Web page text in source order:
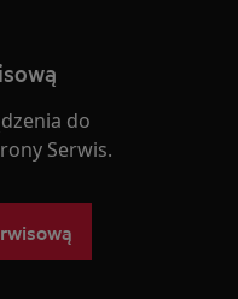
do
Serwis.